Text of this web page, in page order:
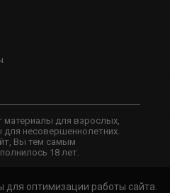
материалы для взрослых,
несовершеннолетних.
Вы тем самым
18 лет.
оптимизации работы сайта.